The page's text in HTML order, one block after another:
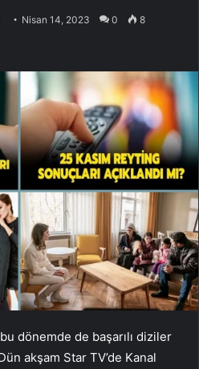
Nisan 14, 2023 0 8
dönemde de başarılı diziler
akşam Star TV’de Kanal